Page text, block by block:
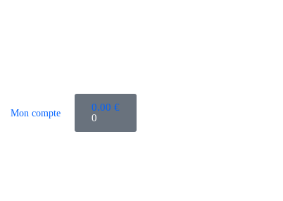
Mon compte 0.00 €
0